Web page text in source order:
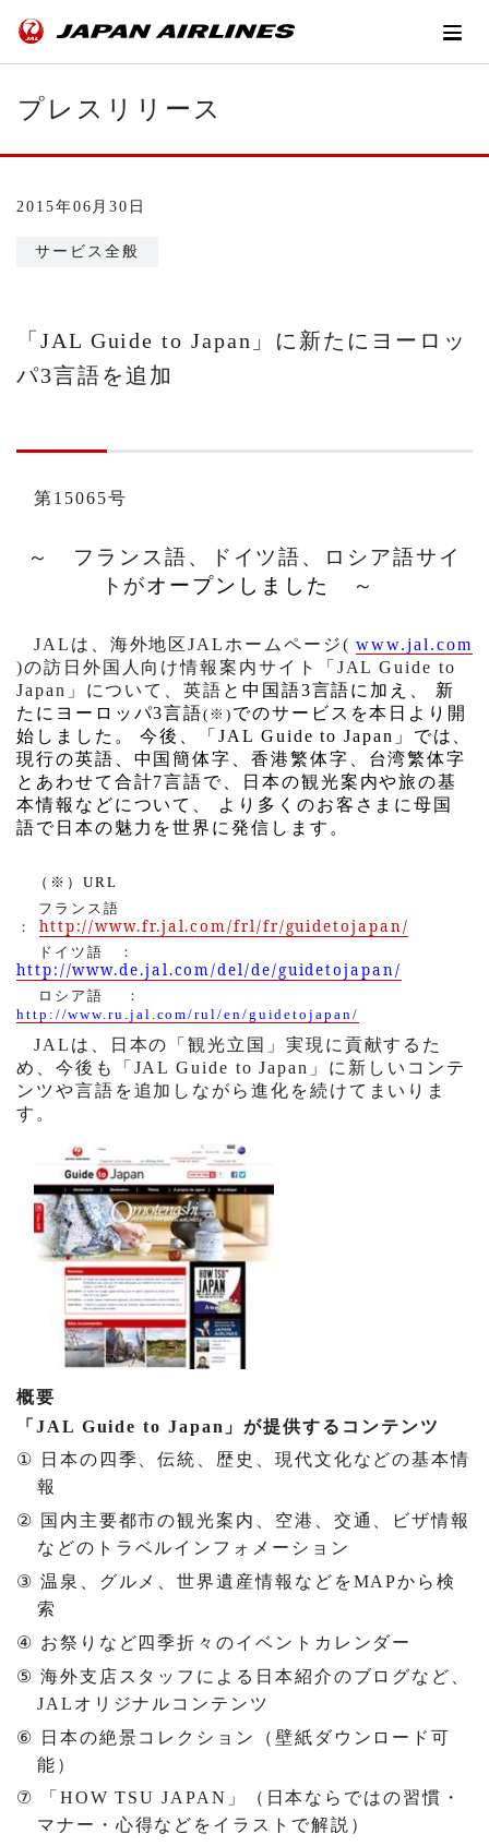
プレスリリース
2015年06月30日
サービス全般
「JAL Guide to Japan」に新たにヨーロッ
パ3言語を追加
第15065号
～ フランス語、ドイツ語、ロシア語サイ
トがオープンしました ～
JAL は、海外地区JAL ホームページ(www.jal.com
)の訪日外国人向け情報案内サイト「 JAL Guide to
Japan 」について、英語と 中国語3言語に加え、
新
たにヨーロッパ3言語( ※) でのサービスを本日より開
始しました。
今後、「JAL Guide to Japan 」では、
現行の英語、中国簡体字、香港繁体字、台湾繁体字
とあわせて合計7言語で、日本の観光案内や旅の基
本情報などについて、
より多くのお客さまに母国
語で日本の魅力を世界に発信します。
（※） URL
フランス語
：
http://www.fr.jal.com/frl/fr/guidetojapan/
ドイツ語 ：
http://www.de.jal.com/del/de/guidetojapan/
ロシア語 ：
http://www.ru.jal.com/rul/en/guidetojapan/
JAL は、日本の「観光立国」実現に貢献するた
め、今後も「 JAL Guide to Japan 」に新しいコンテ
ンツや言語を追加しながら進化を続けてまいりま
す。
概要
「 JAL Guide to Japan 」が提供するコンテンツ
①
日本の四季、伝統、歴史、現代文化などの基本情
報
② 国内主要都市の観光案内、空港、交通、ビザ情報
などのトラベルインフォメーション
③ 温泉、グルメ、世界遺産情報などをMAPから検
索
④ お祭りなど四季折々のイベントカレンダー
⑤ 海外支店スタッフによる日本紹介のブログなど、
JAL オリジナルコンテンツ
⑥
日本の絶景コレクション（壁紙ダウンロード可
能）
⑦
「 HOW TSU JAPAN 」（日本ならではの習慣・
マナー・心得などをイラストで解説）